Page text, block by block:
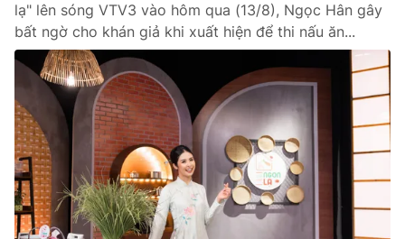
lạ" lên sóng VTV3 vào hôm qua (13/8), Ngọc Hân gây
bất ngờ cho khán giả khi xuất hiện để thi nấu ăn...